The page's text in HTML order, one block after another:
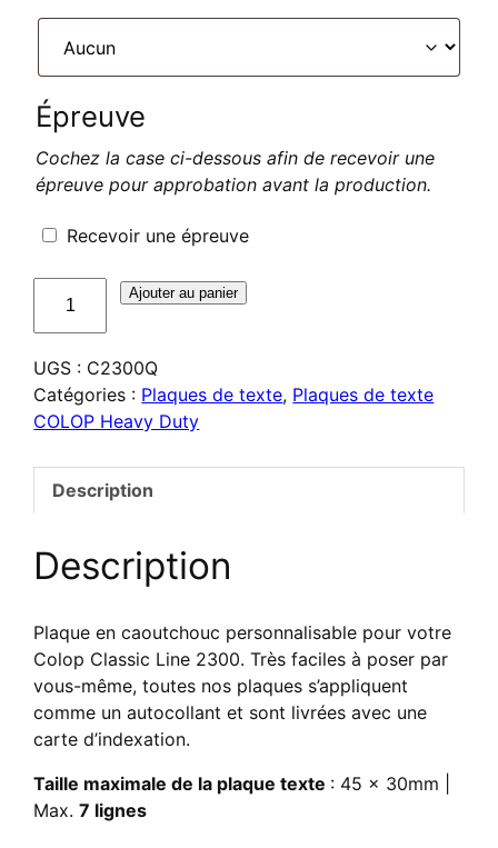
Épreuve
Cochez la case ci-dessous afin de recevoir une
épreuve pour approbation avant la production.
Recevoir une épreuve
pour
Colop
Classic
Ajouter au panier
UGS : C2300Q
Catégories : Plaques de texte, Plaques de texte
COLOP Heavy Duty
Description
Description
Plaque en caoutchouc personnalisable pour votre
Colop Classic Line 2300. Très faciles à poser par
vous-même, toutes nos plaques s’appliquent
comme un autocollant et sont livrées avec une
carte d’indexation.
Taille maximale de la plaque texte : 45 x 30mm |
Max.7 lignes